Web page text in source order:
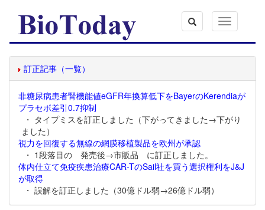
Toggle
navigation
訂正記事（一覧）
非糖尿病患者腎機能値eGFR年換算低下をBayerのKerendiaが
プラセボ差引0.7抑制
・ タイプミスを訂正しました（下がってきました→下がり
ました）
視力を回復する無線の網膜移植製品を欧州が承認
・ 1段落目の 発売後→市販品 に訂正しました。
体内仕立て免疫疾患治療CAR-TのSail社を買う選択権利をJ&J
が取得
・ 誤解を訂正しました（30億ドル弱→26億ドル弱）